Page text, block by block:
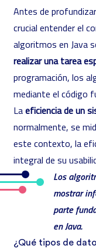
Antes de
crucial entender el
algoritmos en Java
realizar una tarea
programación, los
mediante el código
Laeficiencia de un
normalmente, se
este contexto, la
integral de su
Los
mostrar
parte
en Java.
¿Qué tipos de